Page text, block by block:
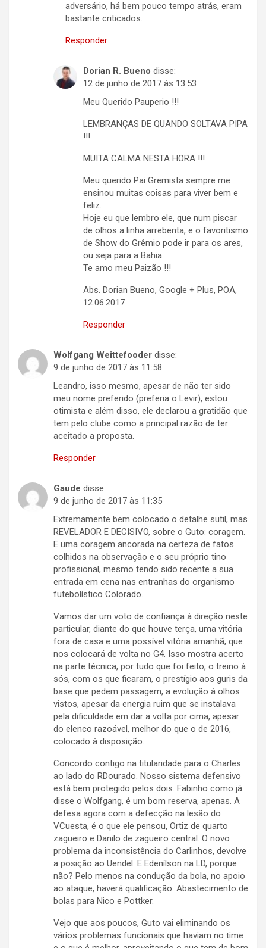
adversário, há bem pouco tempo atrás, eram
bastante criticados.
Responder
Dorian R. Bueno disse:
12 de junho de 2017 às 13:53
Meu Querido Pauperio !!!
LEMBRANÇAS DE QUANDO SOLTAVA PIPA
!!!
MUITA CALMA NESTA HORA !!!
Meu querido Pai Gremista sempre me
ensinou muitas coisas para viver bem e
feliz.
Hoje eu que lembro ele, que num piscar
de olhos a linha arrebenta, e o favoritismo
de Show do Grêmio pode ir para os ares,
ou seja para a Bahia.
Te amo meu Paizão !!!
Abs. Dorian Bueno, Google + Plus, POA,
12.06.2017
Responder
Wolfgang Weittefooder disse:
9 de junho de 2017 às 11:58
Leandro, isso mesmo, apesar de não ter sido
meu nome preferido (preferia o Levir), estou
otimista e além disso, ele declarou a gratidão que
tem pelo clube como a principal razão de ter
aceitado a proposta.
Responder
Gaude disse:
9 de junho de 2017 às 11:35
Extremamente bem colocado o detalhe sutil, mas
REVELADOR E DECISIVO, sobre o Guto: coragem.
E uma coragem ancorada na certeza de fatos
colhidos na observação e o seu próprio tino
profissional, mesmo tendo sido recente a sua
entrada em cena nas entranhas do organismo
futebolístico Colorado.
Vamos dar um voto de confiança à direção neste
particular, diante do que houve terça, uma vitória
fora de casa e uma possível vitória amanhã, que
nos colocará de volta no G4. Isso mostra acerto
na parte técnica, por tudo que foi feito, o treino à
sós, com os que ficaram, o prestígio aos guris da
base que pedem passagem, a evolução à olhos
vistos, apesar da energia ruim que se instalava
pela dificuldade em dar a volta por cima, apesar
do elenco razoável, melhor do que o de 2016,
colocado à disposição.
Concordo contigo na titularidade para o Charles
ao lado do RDourado. Nosso sistema defensivo
está bem protegido pelos dois. Fabinho como já
disse o Wolfgang, é um bom reserva, apenas. A
defesa agora com a defecção na lesão do
VCuesta, é o que ele pensou, Ortiz de quarto
zagueiro e Danilo de zagueiro central. O novo
problema da inconsistência do Carlinhos, devolve
a posição ao Uendel. E Edenílson na LD, porque
não? Pelo menos na condução da bola, no apoio
ao ataque, haverá qualificação. Abastecimento de
bolas para Nico e Pottker.
Vejo que aos poucos, Guto vai eliminando os
vários problemas funcionais que haviam no time